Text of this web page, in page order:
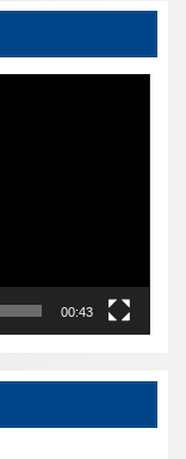
00:43